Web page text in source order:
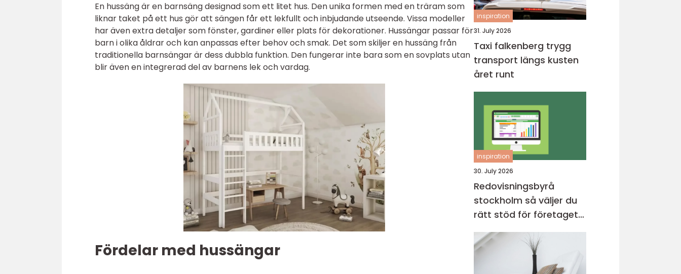
En hussäng är en barnsäng designad som ett litet hus. Den unika formen med en träram som
liknar taket på ett hus gör att sängen får ett lekfullt och inbjudande utseende. Vissa modeller
har även extra detaljer som fönster, gardiner eller plats för dekorationer. Hussängar passar för
barn i olika åldrar och kan anpassas efter behov och smak. Det som skiljer en hussäng från
traditionella barnsängar är dess dubbla funktion. Den fungerar inte bara som en sovplats utan
blir även en integrerad del av barnens lek och vardag.
Fördelar med hussängar
inspiration
31. July 2026
Taxi falkenberg trygg
transport längs kusten
året runt
inspiration
30. July 2026
Redovisningsbyrå
stockholm så väljer du
rätt stöd för företagets
ekonomi